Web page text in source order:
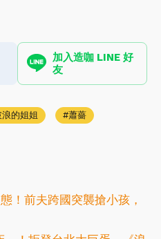
加入造咖 LINE 好
友
的姐姐 蕭薔
！前夫跨國突襲搶小孩，